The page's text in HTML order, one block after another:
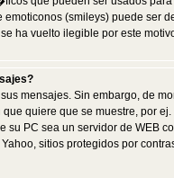
emoticonos (smileys) puede
ha vuelto ilegible por este
mensajes. Sin embargo, de
quiere que se muestre, por
su PC sea un servidor de
sitios protegidos por